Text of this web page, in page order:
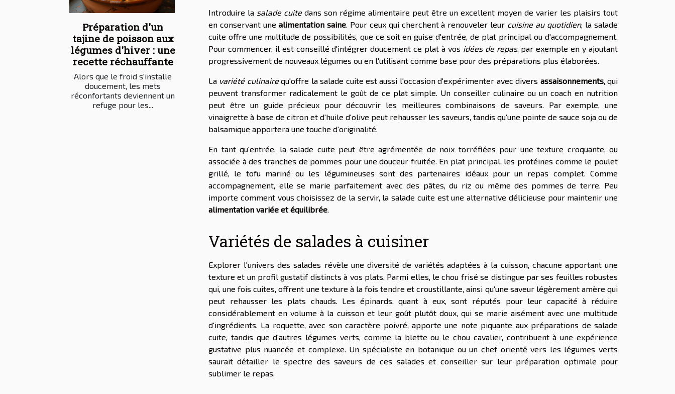
Préparation d'un
tajine de poisson aux
légumes d'hiver : une
recette réchauffante
Alors que le froid s'installe
doucement, les mets
réconfortants deviennent un
refuge pour les...
Introduire la salade cuitedans son régime alimentaire peut être un excellent moyen de varier les plaisirs tout
en conservant une alimentation saine. Pour ceux qui cherchent à renouveler leur cuisine au quotidien, la salade
cuite offre une multitude de possibilités, que ce soit en guise d'entrée, de plat principal ou d'accompagnement.
Pour commencer, il est conseillé d'intégrer doucement ce plat à vos idées de repas, par exemple en y ajoutant
progressivement de nouveaux légumes ou en l'utilisant comme base pour des préparations plus élaborées.
La variété culinairequ'offre la salade cuite est aussi l'occasion d'expérimenter avec divers assaisonnements, qui
peuvent transformer radicalement le goût de ce plat simple. Un conseiller culinaire ou un coach en nutrition
peut être un guide précieux pour découvrir les meilleures combinaisons de saveurs. Par exemple, une
vinaigrette à base de citron et d'huile d'olive peut rehausser les saveurs, tandis qu'une pointe de sauce soja ou de
balsamique apportera une touche d'originalité.
En tant qu'entrée, la salade cuite peut être agrémentée de noix torréfiées pour une texture croquante, ou
associée à des tranches de pommes pour une douceur fruitée. En plat principal, les protéines comme le poulet
grillé, le tofu mariné ou les légumineuses sont des partenaires idéaux pour un repas complet. Comme
accompagnement, elle se marie parfaitement avec des pâtes, du riz ou même des pommes de terre. Peu
importe comment vous choisissez de la servir, la salade cuite est une alternative délicieuse pour maintenir une
alimentation variée et équilibrée
Variétés de salades à cuisiner
Explorer l'univers des salades révèle une diversité de variétés adaptées à la cuisson, chacune apportant une
texture et un profil gustatif distincts à vos plats. Parmi elles, le chou frisé se distingue par ses feuilles robustes
qui, une fois cuites, offrent une texture à la fois tendre et croustillante, ainsi qu'une saveur légèrement amère qui
peut rehausser les plats chauds. Les épinards, quant à eux, sont réputés pour leur capacité à réduire
considérablement en volume à la cuisson et leur goût plutôt doux, qui se marie aisément avec une multitude
d'ingrédients. La roquette, avec son caractère poivré, apporte une note piquante aux préparations de salade
cuite, tandis que d'autres légumes verts, comme la blette ou le chou cavalier, contribuent à une expérience
gustative plus nuancée et complexe. Un spécialiste en botanique ou un chef orienté vers les légumes verts
saurait détailler le spectre des saveurs de ces salades et conseiller sur leur préparation optimale pour
sublimer le repas.